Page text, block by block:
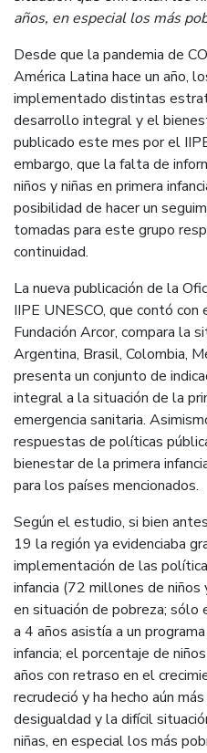
años, en especial los más
Desde que la pandemia de
América Latina hace un año,
implementado distintas
desarrollo integral y el
publicado este mes por el
embargo, que la falta de
niños y niñas en primera
posibilidad de hacer un
tomadas para este grupo
continuidad.
La nueva publicación de la
IIPE UNESCO, que contó
Fundación Arcor, compara la
Argentina, Brasil, Colombia,
presenta un conjunto de
integral a la situación de la
emergencia sanitaria.
respuestas de políticas
bienestar de la primera
para los países mencionados.
Según el estudio, si bien
19 la región ya evidenciaba
implementación de las
infancia (72 millones de niños
en situación de pobreza; sólo
a 4 años asistía a un
infancia; el porcentaje de
años con retraso en el
recrudeció y ha hecho aún
desigualdad y la difícil
niñas, en especial los más